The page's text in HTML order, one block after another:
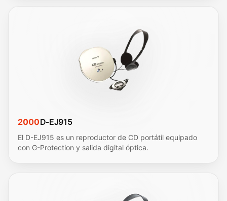
2000D-EJ915
El D-EJ915 es un reproductor de CD portátil equipado
con G-Protection y salida digital óptica.